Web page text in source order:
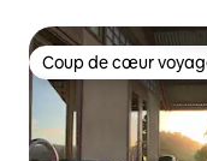
Coup de cœur
Coup de cœur